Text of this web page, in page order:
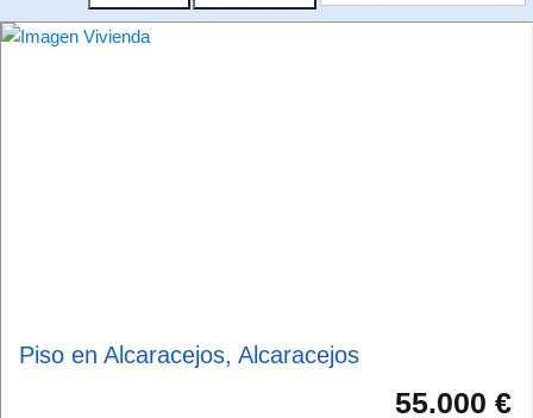
Piso en Alcaracejos, Alcaracejos
55.000 €